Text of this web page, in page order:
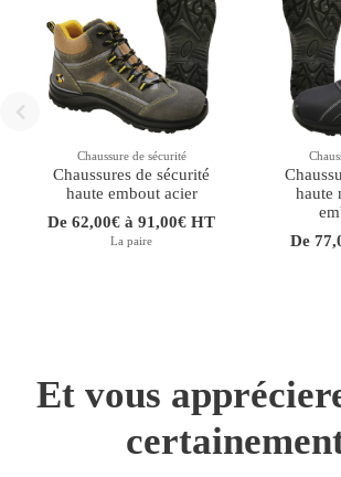
Chaussure de sécurité
Chaussures de sécurité
haute embout acier
De 62,00€ à 91,00€ HT
La paire
haute
De
Et vous